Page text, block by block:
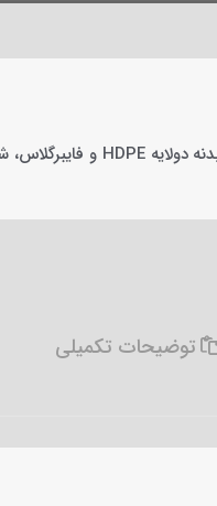
توضیحات تکمیلی